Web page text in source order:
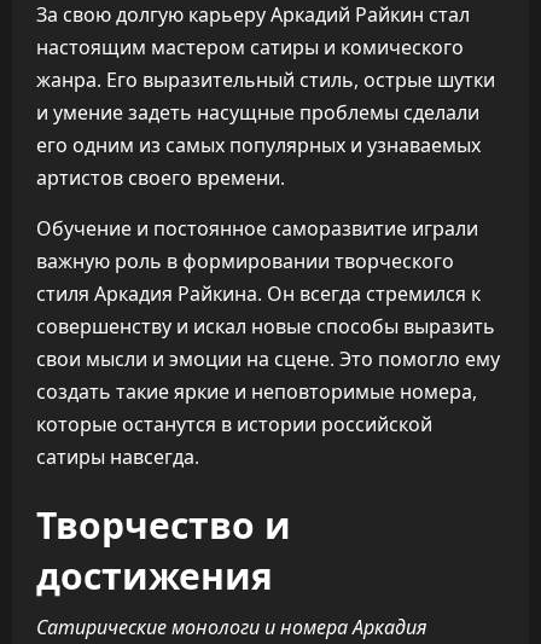
За свою долгую карьеру Аркадий Райкин стал
настоящим мастером сатиры и комического
жанра. Его выразительный стиль, острые шутки
и умение задеть насущные проблемы сделали
его одним из самых популярных и узнаваемых
артистов своего времени.
Обучение и постоянное саморазвитие играли
важную роль в формировании творческого
стиля Аркадия Райкина. Он всегда стремился к
совершенству и искал новые способы выразить
свои мысли и эмоции на сцене. Это помогло ему
создать такие яркие и неповторимые номера,
которые останутся в истории российской
сатиры навсегда.
Творчество и
достижения
Сатирические монологи и номера Аркадия